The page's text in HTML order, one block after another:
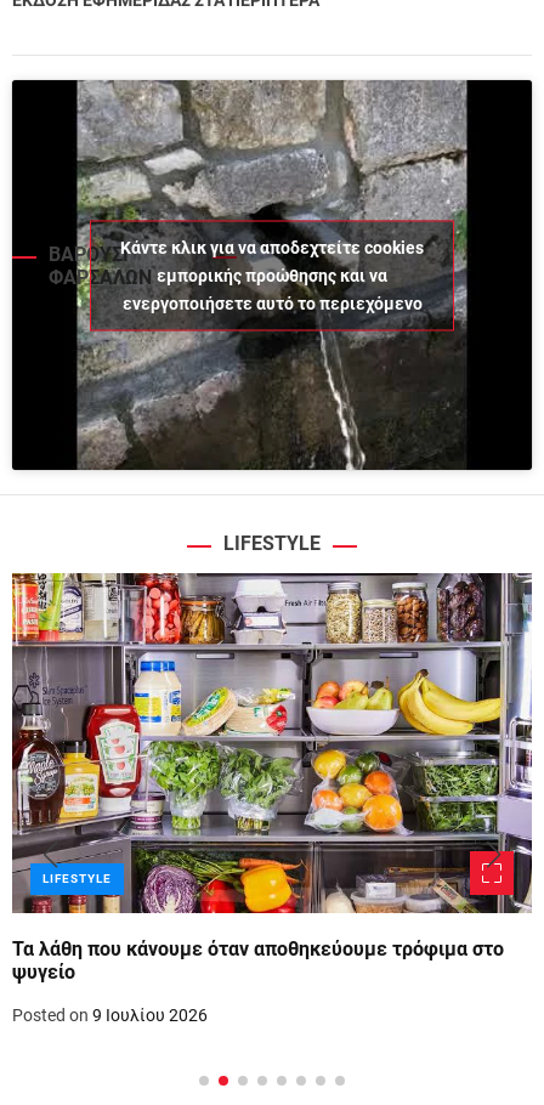
ΒΑΡΟΥΣΙ
ΦΑΡΣΑΛΩΝ
Κάντε κλικ για να αποδεχτείτε cookies
εμπορικής προώθησης και να
ενεργοποιήσετε αυτό το περιεχόμενο
LIFESTYLE
LIFESTYLE
Τα λάθη που κάνουμε όταν αποθηκεύουμε τρόφιμα στο
ψυγείο
Posted on 9 Ιουλίου 2026